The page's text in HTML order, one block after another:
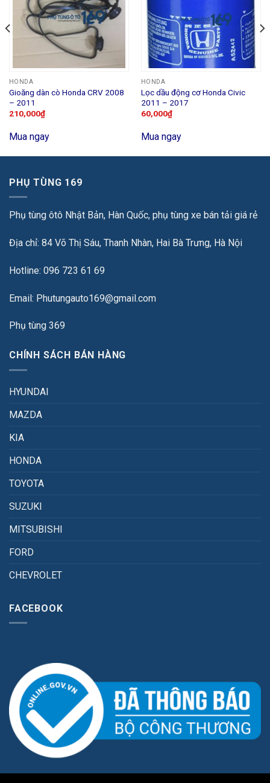
HONDA
Gioăng dàn cò Honda CRV 2008
– 2011
210,000₫
Mua ngay
HONDA
Lọc dầu động cơ Honda Civic
2011 – 2017
60,000₫
Mua ngay
PHỤ TÙNG 169
Phụ tùng ôtô Nhật Bản, Hàn Quốc, phụ tùng xe bán tải giá rẻ
Địa chỉ: 84 Võ Thị Sáu, Thanh Nhàn, Hai Bà Trưng, Hà Nội
Hotline: 096 723 61 69
Email: Phutungauto169@gmail.com
Phụ tùng 369
CHÍNH SÁCH BÁN HÀNG
HYUNDAI
MAZDA
KIA
HONDA
TOYOTA
SUZUKI
MITSUBISHI
FORD
CHEVROLET
FACEBOOK